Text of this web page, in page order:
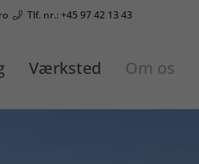
Tlf. nr.: +45 97 42 13 43
Værksted Om os